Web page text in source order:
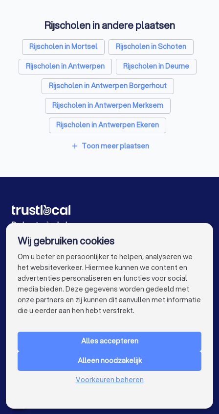
Psychologen in Wommelgem
Relatietherapeut in Wommelgem
Reisbureaus in Wommelgem
Personal trainers in Wommelgem
Rijscholen in andere plaatsen
Rijscholen in Mortsel
Rijscholen in Schoten
Rijscholen in Antwerpen
Rijscholen in Deurne
Rijscholen in Antwerpen Borgerhout
Rijscholen in Antwerpen Merksem
Rijscholen in Antwerpen Ekeren
Rijscholen in Brasschaat
Rijscholen in Aartselaar
Rijscholen in Aalst
Rijscholen in Kortrijk
Rijscholen in Hasselt
Rijscholen in Sint-Niklaas
Rijscholen in Roeselare
Rijscholen in Beveren
Rijscholen in Dendermonde
Rijscholen in Beringen
Rijscholen in Turnhout
Rijscholen in Dilbeek
Rijscholen in Sint-Truiden
Rijscholen in Lokeren
Rijscholen in de buurt
add Toon meer plaatsen
De beste rijscholen voor u
VOOR PARTICULIEREN keyboard_arrow_down
Nederland
Wij gebruiken cookies
Om u beter en persoonlijker te helpen, analyseren we
het websiteverkeer. Hiermee kunnen we content en
advertenties personaliseren en functies voor social
media bieden. Deze gegevens worden gedeeld met
onze partners en zij kunnen dit aanvullen met informatie
die u eerder aan hen hebt verstrekt.
Alles accepteren
Alleen noodzakelijk
Voorkeuren beheren